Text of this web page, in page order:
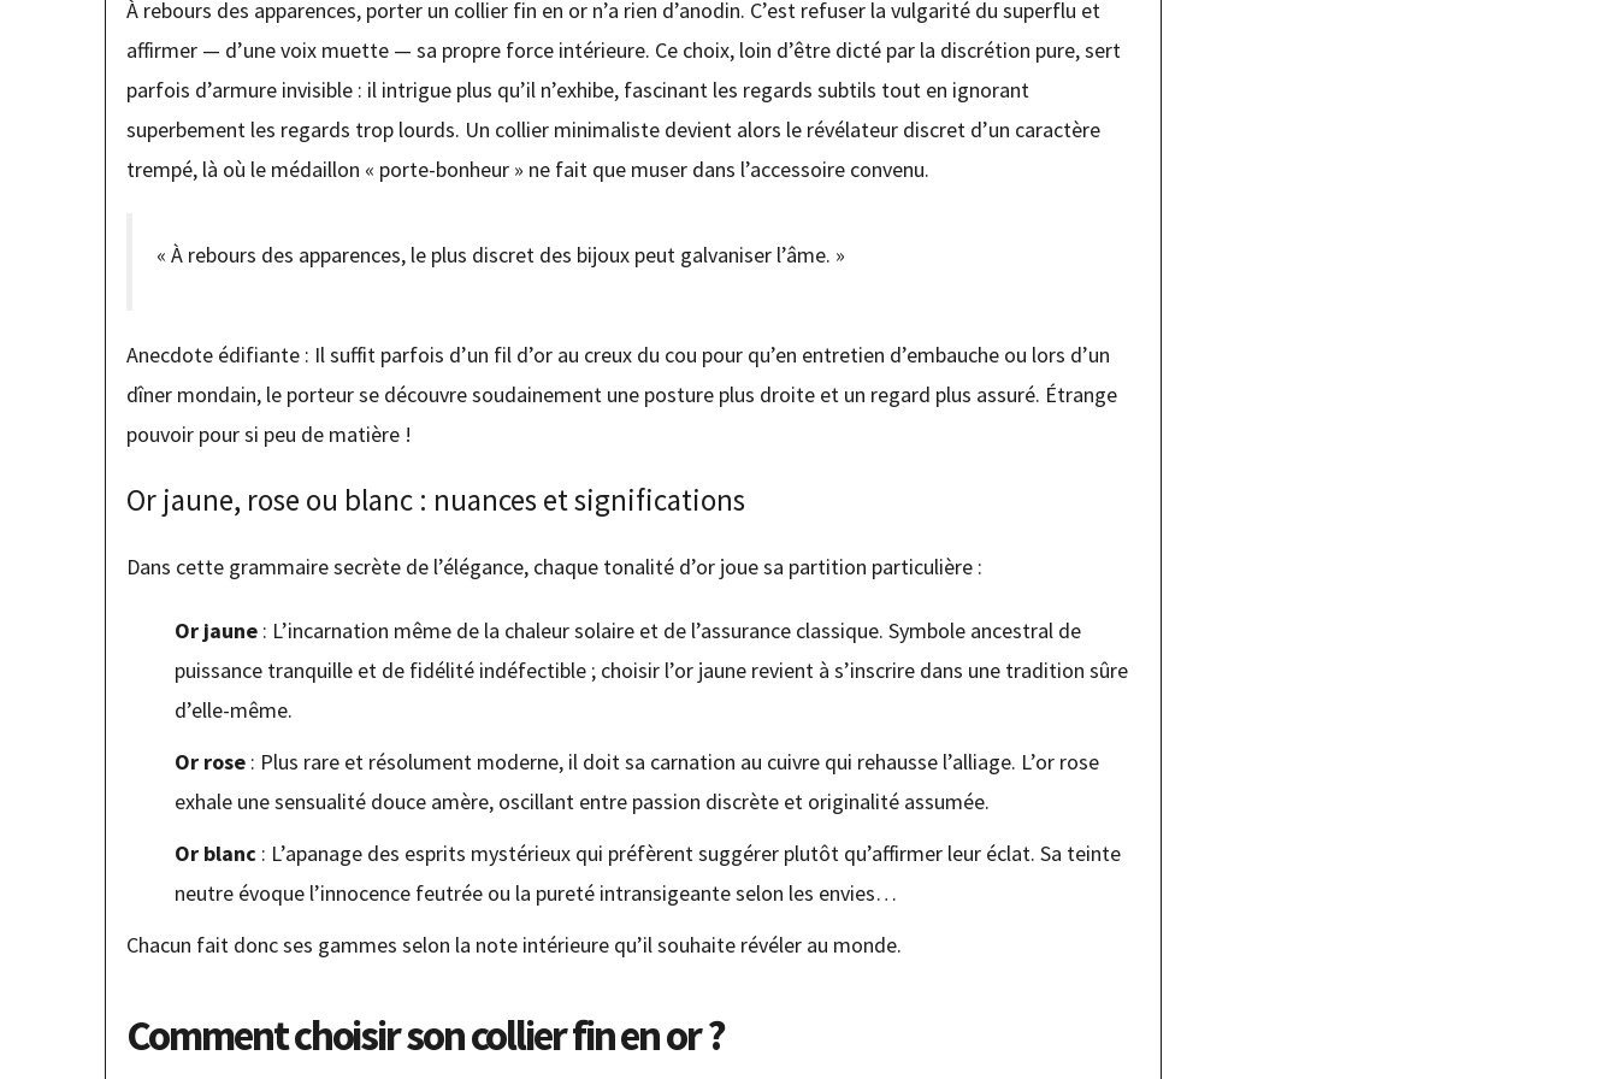
À rebours des apparences, porter un collier fin en or n’a rien d’anodin. C’est refuser la vulgarité du superflu et
affirmer — d’une voix muette — sa propre force intérieure. Ce choix, loin d’être dicté par la discrétion pure, sert
parfois d’armure invisible : il intrigue plus qu’il n’exhibe, fascinant les regards subtils tout en ignorant
superbement les regards trop lourds. Un collier minimaliste devient alors le révélateur discret d’un caractère
trempé, là où le médaillon « porte-bonheur » ne fait que muser dans l’accessoire convenu.
« À rebours des apparences, le plus discret des bijoux peut galvaniser l’âme. »
Anecdote édifiante : Il suffit parfois d’un fil d’or au creux du cou pour qu’en entretien d’embauche ou lors d’un
dîner mondain, le porteur se découvre soudainement une posture plus droite et un regard plus assuré. Étrange
pouvoir pour si peu de matière !
Or jaune, rose ou blanc : nuances et significations
Dans cette grammaire secrète de l’élégance, chaque tonalité d’or joue sa partition particulière :
Or jaune: L’incarnation même de la chaleur solaire et de l’assurance classique. Symbole ancestral de
puissance tranquille et de fidélité indéfectible ; choisir l’or jaune revient à s’inscrire dans une tradition sûre
d’elle-même.
Or rose: Plus rare et résolument moderne, il doit sa carnation au cuivre qui rehausse l’alliage. L’or rose
exhale une sensualité douce amère, oscillant entre passion discrète et originalité assumée.
Or blanc: L’apanage des esprits mystérieux qui préfèrent suggérer plutôt qu’affirmer leur éclat. Sa teinte
neutre évoque l’innocence feutrée ou la pureté intransigeante selon les envies…
Chacun fait donc ses gammes selon la note intérieure qu’il souhaite révéler au monde.
Comment choisir son collier fin en or ?